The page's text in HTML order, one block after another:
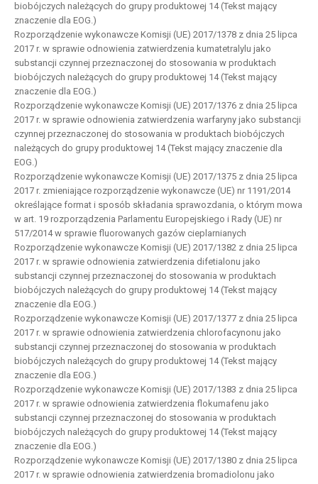
biobójczych należących do grupy produktowej 14 (Tekst mający
znaczenie dla EOG.)
Rozporządzenie wykonawcze Komisji (UE) 2017/1378 z dnia 25 lipca
2017 r. w sprawie odnowienia zatwierdzenia kumatetralylu jako
substancji czynnej przeznaczonej do stosowania w produktach
biobójczych należących do grupy produktowej 14 (Tekst mający
znaczenie dla EOG.)
Rozporządzenie wykonawcze Komisji (UE) 2017/1376 z dnia 25 lipca
2017 r. w sprawie odnowienia zatwierdzenia warfaryny jako substancji
czynnej przeznaczonej do stosowania w produktach biobójczych
należących do grupy produktowej 14 (Tekst mający znaczenie dla
EOG.)
Rozporządzenie wykonawcze Komisji (UE) 2017/1375 z dnia 25 lipca
2017 r. zmieniające rozporządzenie wykonawcze (UE) nr 1191/2014
określające format i sposób składania sprawozdania, o którym mowa
w art. 19 rozporządzenia Parlamentu Europejskiego i Rady (UE) nr
517/2014 w sprawie fluorowanych gazów cieplarnianych
Rozporządzenie wykonawcze Komisji (UE) 2017/1382 z dnia 25 lipca
2017 r. w sprawie odnowienia zatwierdzenia difetialonu jako
substancji czynnej przeznaczonej do stosowania w produktach
biobójczych należących do grupy produktowej 14 (Tekst mający
znaczenie dla EOG.)
Rozporządzenie wykonawcze Komisji (UE) 2017/1377 z dnia 25 lipca
2017 r. w sprawie odnowienia zatwierdzenia chlorofacynonu jako
substancji czynnej przeznaczonej do stosowania w produktach
biobójczych należących do grupy produktowej 14 (Tekst mający
znaczenie dla EOG.)
Rozporządzenie wykonawcze Komisji (UE) 2017/1383 z dnia 25 lipca
2017 r. w sprawie odnowienia zatwierdzenia flokumafenu jako
substancji czynnej przeznaczonej do stosowania w produktach
biobójczych należących do grupy produktowej 14 (Tekst mający
znaczenie dla EOG.)
Rozporządzenie wykonawcze Komisji (UE) 2017/1380 z dnia 25 lipca
2017 r. w sprawie odnowienia zatwierdzenia bromadiolonu jako